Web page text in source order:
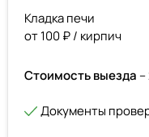
Кладка печи
от 100 ₽ / кирпич
Стоимость выезда
Документы